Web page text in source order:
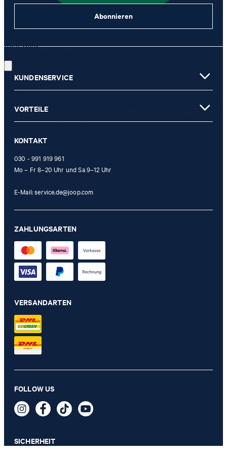
JETZT ANMELDEN
* Pflichtfeld
** Der Gutschein ist gültig ab einem Mindest-Kaufwert von 150 EUR
Stores eingelöst werden.
Gute Wahl!
Abonnieren
KUNDENSERVICE
VORTEILE
KONTAKT
030 - 991 919 961
Mo – Fr 8–20 Uhr und Sa 9–12 Uhr
E-Mail:service.de@joop.com
ZAHLUNGSARTEN
VERSANDARTEN
FOLLOW US
SICHERHEIT